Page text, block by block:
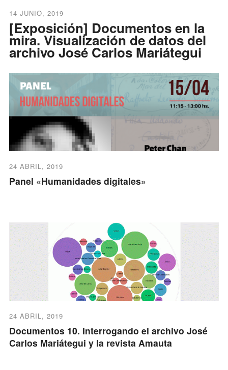
14 JUNIO, 2019
[Exposición] Documentos en la
mira. Visualización de datos del
archivo José Carlos Mariátegui
24 ABRIL, 2019
Panel «Humanidades digitales»
24 ABRIL, 2019
Documentos 10. Interrogando el archivo José
Carlos Mariátegui y la revista Amauta